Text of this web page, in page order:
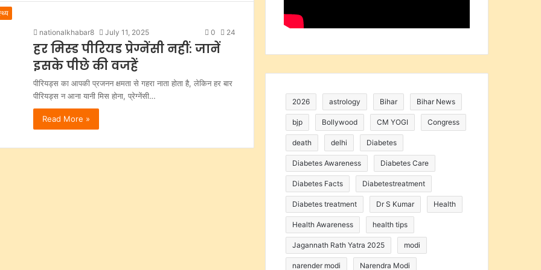
nationalkhabar8 July 11, 2025 0 24
हर मिस्ड पीरियड प्रेग्नेंसी नहीं: जानें
इसके पीछे की वजहें
पीरियड्स का आपकी प्रजनन क्षमता से गहरा नाता होता है, लेकिन हर बार
पीरियड्स न आना यानी मिस होना, प्रेग्नेंसी…
Read More »
2026 astrology Bihar Bihar News
bjp Bollywood CM YOGI Congress
death delhi Diabetes
Diabetes Awareness Diabetes Care
Diabetes Facts Diabetestreatment
Diabetes treatment Dr S Kumar Health
Health Awareness health tips
Jagannath Rath Yatra 2025 modi
narender modi Narendra Modi